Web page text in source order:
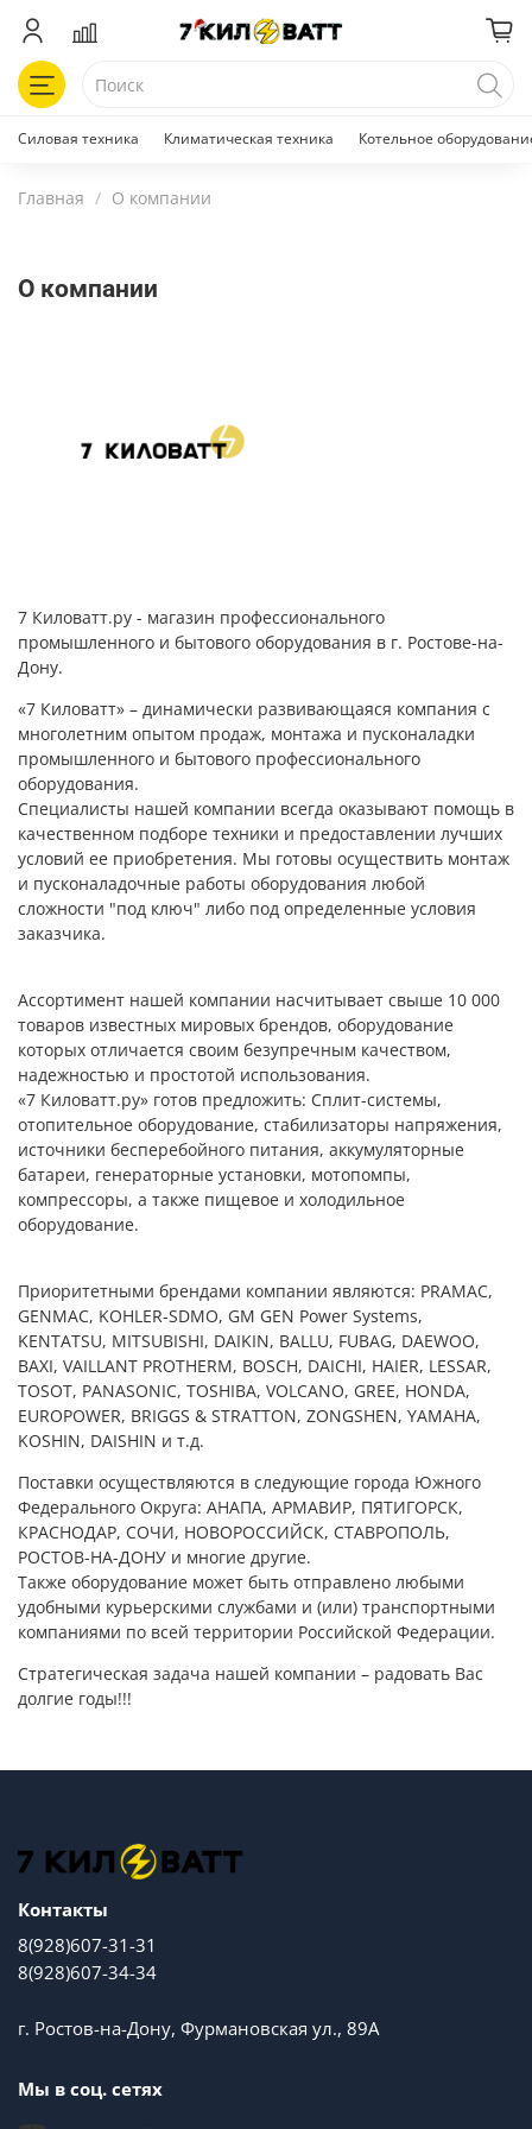
Силовая техника Климатическая техника Котельное
Главная О компании
О компании
7 Киловатт.ру - магазин профессионального
промышленного и бытового оборудования в г. Ростове-на-
Дону.
«7 Киловатт» – динамически развивающаяся компания с
многолетним опытом продаж, монтажа и пусконаладки
промышленного и бытового профессионального
оборудования.
Специалисты нашей компании всегда оказывают помощь в
качественном подборе техники и предоставлении лучших
условий ее приобретения. Мы готовы осуществить монтаж
и пусконаладочные работы оборудования любой
сложности "под ключ" либо под определенные условия
заказчика.
Ассортимент нашей компании насчитывает свыше 10 000
товаров известных мировых брендов, оборудование
которых отличается своим безупречным качеством,
надежностью и простотой использования.
«7 Киловатт.ру» готов предложить: Сплит-системы,
отопительное оборудование, стабилизаторы напряжения,
источники бесперебойного питания, аккумуляторные
батареи, генераторные установки, мотопомпы,
компрессоры, а также пищевое и холодильное
оборудование.
Приоритетными брендами компании являются: PRAMAC,
GENMAC, KOHLER-SDMO, GM GEN Power Systems,
KENTATSU, MITSUBISHI, DAIKIN, BALLU, FUBAG, DAEWOO,
BAXI, VAILLANT PROTHERM, BOSCH, DAICHI, HAIER, LESSAR,
TOSOT, PANASONIC, TOSHIBA, VOLCANO, GREE, HONDA,
EUROPOWER, BRIGGS & STRATTON, ZONGSHEN, YAMAHA,
KOSHIN, DAISHIN и т.д.
Поставки осуществляются в следующие города Южного
Федерального Округа: АНАПА, АРМАВИР, ПЯТИГОРСК,
КРАСНОДАР, СОЧИ, НОВОРОССИЙСК, СТАВРОПОЛЬ,
РОСТОВ-НА-ДОНУ и многие другие.
Также оборудование может быть отправлено любыми
удобными курьерскими службами и (или) транспортными
компаниями по всей территории Российской Федерации.
Стратегическая задача нашей компании – радовать Вас
долгие годы!!!
Контакты
8(928)607-31-31
8(928)607-34-34
г. Ростов-на-Дону, Фурмановская ул., 89А
Мы в соц. сетях